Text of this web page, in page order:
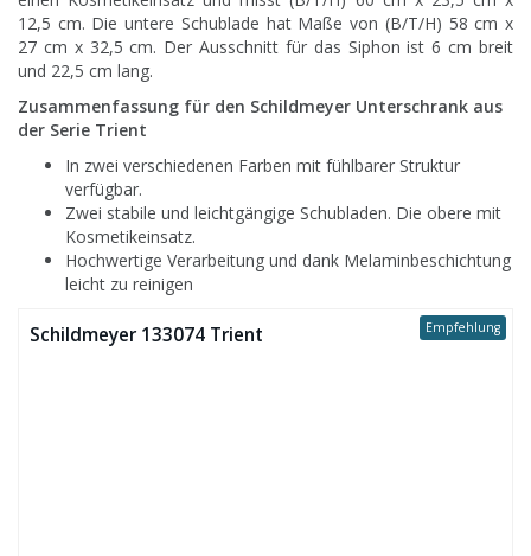
12,5 cm. Die untere Schublade hat Maße von (B/T/H) 58 cm x
27 cm x 32,5 cm. Der Ausschnitt für das Siphon ist 6 cm breit
und 22,5 cm lang.
Zusammenfassung für den Schildmeyer Unterschrank aus
der Serie Trient
In zwei verschiedenen Farben mit fühlbarer Struktur
verfügbar.
Zwei stabile und leichtgängige Schubladen. Die obere mit
Kosmetikeinsatz.
Hochwertige Verarbeitung und dank Melaminbeschichtung
leicht zu reinigen
Empfehlung
Schildmeyer 133074 Trient